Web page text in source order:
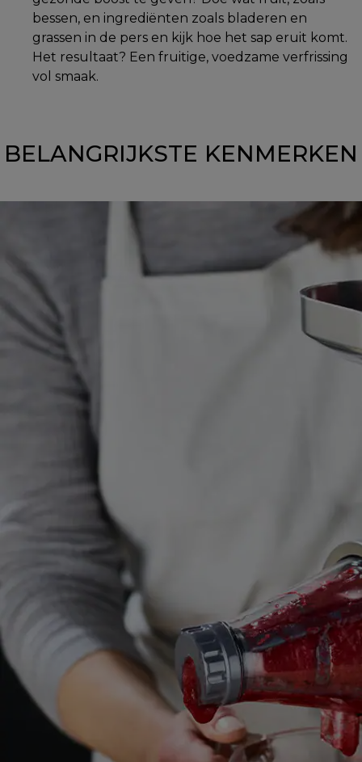
bessen, en ingrediënten zoals bladeren en
grassen in de pers en kijk hoe het sap eruit komt.
Het resultaat? Een fruitige, voedzame verfrissing
vol smaak.
BELANGRIJKSTE KENMERKEN